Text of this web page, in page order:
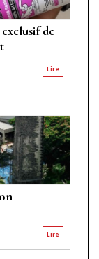
de
Lire
Lire